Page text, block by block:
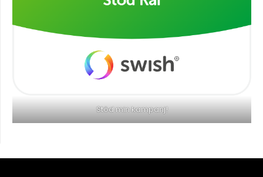
Stöd min kampanj!